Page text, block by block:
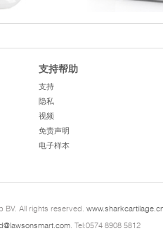
支持帮助
支持
隐私
视频
免责声明
电子样本
All rights reserved.
. Tel:0574 8908 5812